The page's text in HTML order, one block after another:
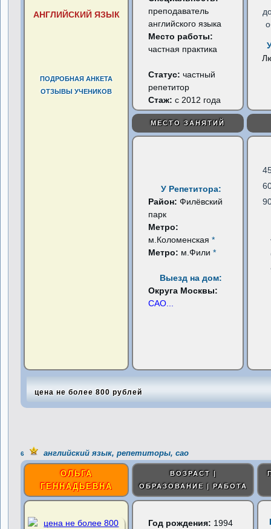
АНГЛИЙСКИЙ ЯЗЫК
ПОДРОБНАЯ АНКЕТА
ОТЗЫВЫ УЧЕНИКОВ
преподаватель
английского языка
Место работы:
частная практика
Статус:частный
репетитор
Стаж: с 2012 года
МЕСТО ЗАНЯТИЙ
У Репетитора:
Район:Филёвский
парк
Метро:
м.Коломенская*
Метро: м.Фили*
Выезд на дом:
Округа Москвы:
САО
цена не более 800 рублей
6 английский язык, репетиторы, сао
ОЛЬГА
ГЕННАДЬЕВНА
ВОЗРАСТ |
ОБРАЗОВАНИЕ | РАБОТА
Год рождения: 1994